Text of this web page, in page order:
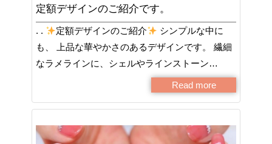
定額デザインのご紹介です。
. . 定額デザインのご紹介
シンプルな中に
も、 上品な華やかさのあるデザインです。 繊細
なラメラインに、シェルやラインストーン…
Read more